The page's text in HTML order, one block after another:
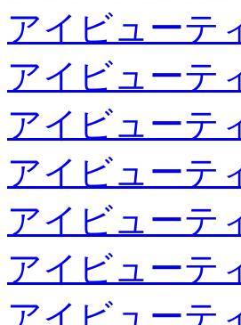
アイビューテ
アイビューテ
アイビューテ
アイビューテ
アイビューテ
アイビューテ
アイビューテ